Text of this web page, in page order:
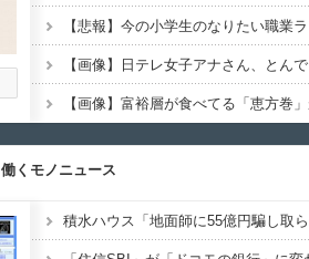
働くモノニュース